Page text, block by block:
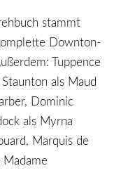
stammt
Downton-
Tuppence
als Maud
Dominic
als Myrna
Marquis de